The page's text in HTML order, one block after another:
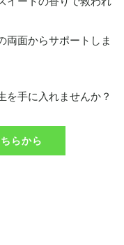
両面からサポートしま
を手に入れませんか？
らから